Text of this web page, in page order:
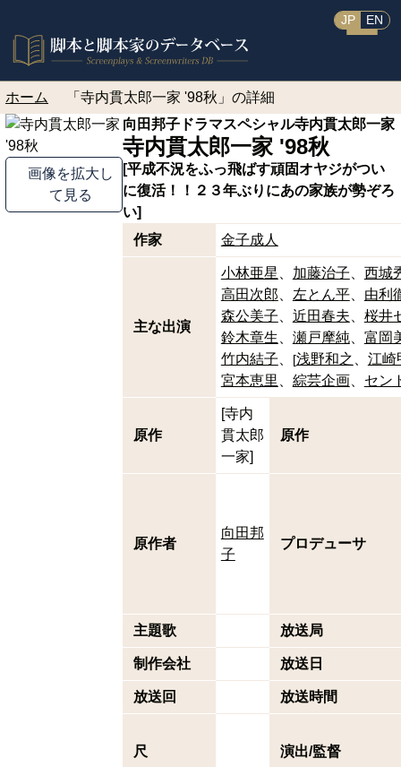
JP EN
ホーム 「寺内貫太郎一家 '98秋」の詳細
画像を拡大し
て見る
向田邦子ドラマスペシャル寺内貫太郎一家
寺内貫太郎一家 '98秋
[平成不況をふっ飛ばす頑固オヤジがつい
に復活！！２３年ぶりにあの家族が勢ぞろ
い]
作家
金子成人
主な出演
小林亜星 加藤治子
西城
高田次郎
左とん平
由利
森公美子
近田春夫
桜井
鈴木章生
瀬戸摩純
富岡
竹内結子
[浅野和之
江崎
宮本恵里
綜芸企画 セン
原作
[寺内
貫太郎
一家]
原作
原作者
向田邦
子
プロデューサ
主題歌 放送局
制作会社 放送日
放送回 放送時間
尺 演出/監督